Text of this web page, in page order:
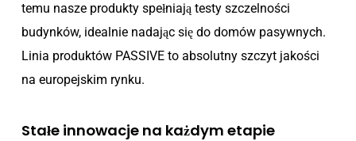
temu nasze produkty spełniają testy szczelności
budynków, idealnie nadając się do domów pasywnych.
Linia produktów PASSIVE to absolutny szczyt jakości
na europejskim rynku.
Stałe innowacje na każdym etapie